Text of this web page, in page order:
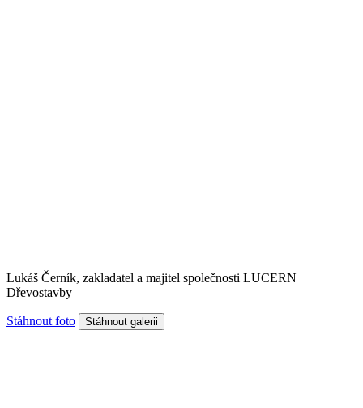
Lukáš Černík, zakladatel a majitel společnosti LUCERN
Dřevostavby
Stáhnout foto